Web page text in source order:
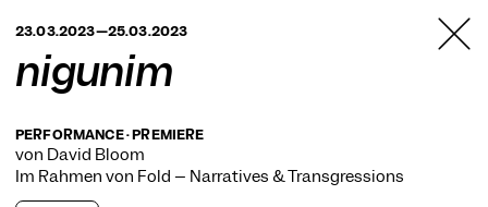
BERLIN
23.03.2023—25.03.2023
nigunim
PERFORMANCE · PREMIERE
von David Bloom
Im Rahmen von Fold – Narratives & Transgressions